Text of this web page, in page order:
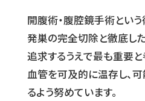
開腹術・腹腔鏡手術とい
発巣の完全切除と徹底し
追求するうえで最も重要と
血管を可及的に温存し、
るよう努めています。